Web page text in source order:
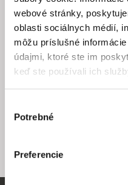
webové stránky,
oblasti sociálnych médií,
môžu príslušné
údajmi, ktoré ste im
keď ste používali ich
súhlasu
Potrebné
Preferencie
Súvisiace filmy (20)